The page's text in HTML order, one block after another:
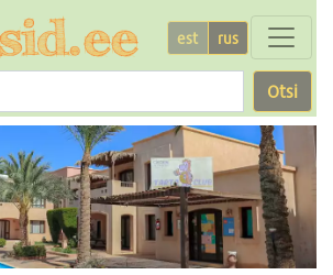
est rus
Otsi